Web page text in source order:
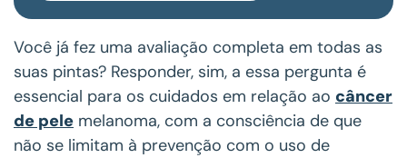
Você já fez uma avaliação completa em todas as
suas pintas? Responder, sim, a essa pergunta é
essencial para os cuidados em relação ao câncer
de pele melanoma, com a consciência de que
não se limitam à prevenção com o uso de